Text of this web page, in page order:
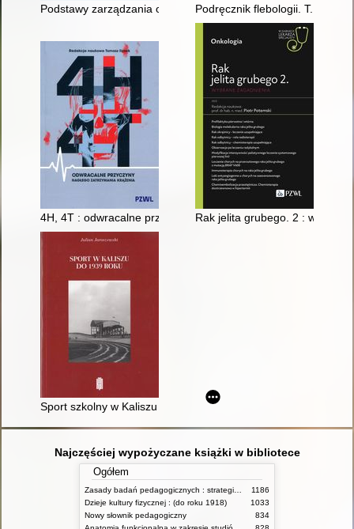
Podstawy zarządzania organizacjamiPodręcznik flebologii. T. 1
4H, 4T : odwracalne przyczyny nagłego zatrzymania krążenia
Rak jelita grubego. 2 :
Sport szkolny w Kaliszu do 1939 roku
Najczęściej wypożyczane książki w bibliotece
Ogółem
1186
Dzieje kultury fizycznej : (do roku 1918)
1033
Nowy słownik pedagogiczny
834